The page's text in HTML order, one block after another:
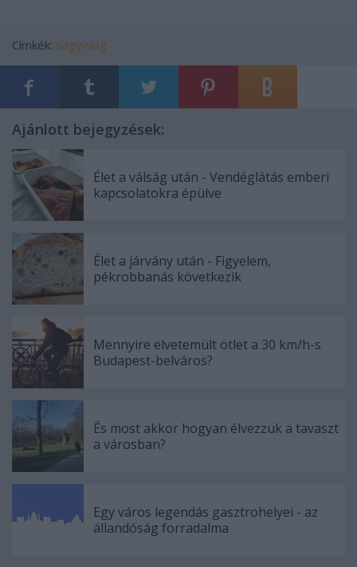
Címkék: nagyvilág
Ajánlott bejegyzések:
Élet a válság után - Vendéglátás emberi
kapcsolatokra épülve
Élet a járvány után - Figyelem,
pékrobbanás következik
Mennyire elvetemült ötlet a 30 km/h-s
Budapest-belváros?
És most akkor hogyan élvezzük a tavaszt
a városban?
Egy város legendás gasztrohelyei - az
állandóság forradalma